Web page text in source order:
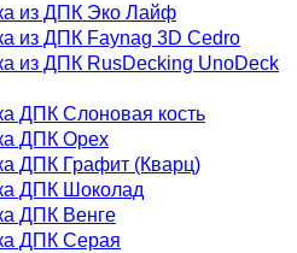
из ДПК Эко Лайф
из ДПК Faynag 3D Cedro
из ДПК RusDecking UnoDeck
ДПК Слоновая кость
ДПК Орех
ДПК Графит (Кварц)
ДПК Шоколад
ДПК Венге
ДПК Серая